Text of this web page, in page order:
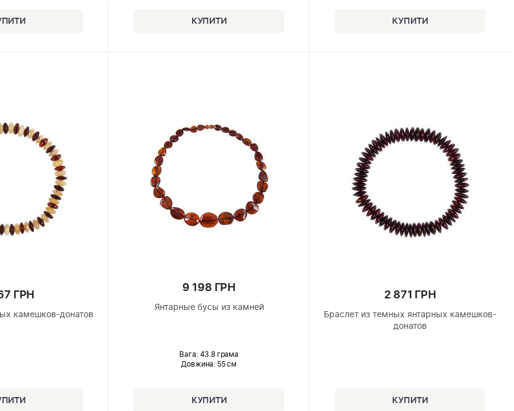
ГРН
камешков-донатов
9 198 ГРН
Янтарные бусы из камней
Вага: 43.8 грама
Довжина: 55 см
2 871 ГРН
Браслет из темных янтарных камешков-
донатов